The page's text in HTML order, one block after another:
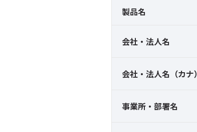
製品名
会社・法人名
会社・法人名（カナ）
事業所・部署名